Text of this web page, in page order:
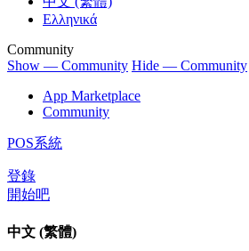
Ελληνικά
Community
Show — Community Hide — Community
App Marketplace
Community
POS系統
登錄
開始吧
中文 (繁體)